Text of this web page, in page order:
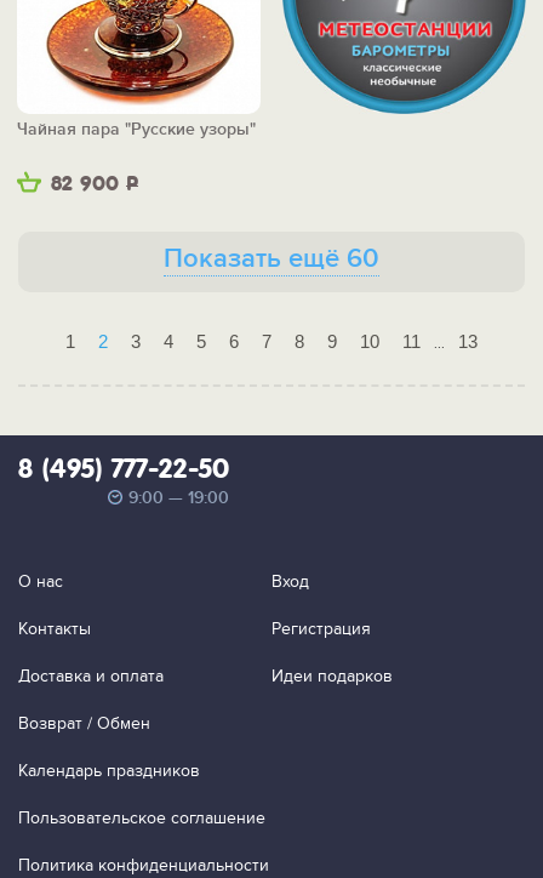
82 900 Р
Чайная пара "Русские узоры"
Показать ещё 60
1 2 3 4 5 6 7 8 9 10 11 ... 13
8 (495) 777-22-50
9:00 — 19:00
О нас
Контакты
Доставка и оплата
Возврат / Обмен
Календарь праздников
Пользовательское соглашение
Политика конфиденциальности
Вход
Регистрация
Идеи подарков